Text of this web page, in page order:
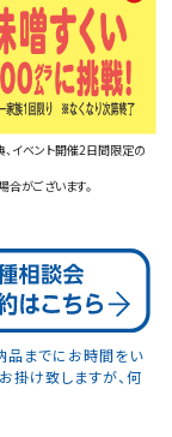
イベント開催2日間限定の
がございます。
品までにお時間をい
掛け致しますが、何